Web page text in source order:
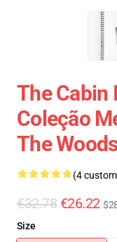
The Cabin
Coleção
The
(4
€32.78 €26.22
Size